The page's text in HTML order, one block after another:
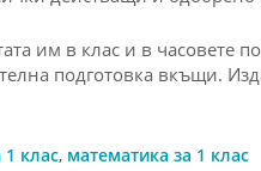
им в клас и в часовете
подготовка вкъщи.
1 клас, математика за 1 клас